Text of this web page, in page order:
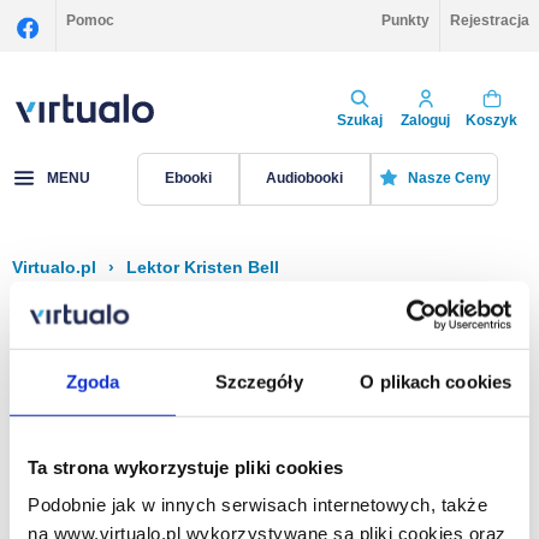
Zgoda Szczegóły O plikach cookies
Ta strona wykorzystuje pliki cookies
Podobnie jak w innych serwisach internetowych, także
na www.virtualo.pl wykorzystywane są pliki cookies oraz
Pomoc Punkty Rejestracja
Szukaj Zaloguj Koszyk
MENU Ebooki Audiobooki Nasze Ceny
Virtualo.pl › Lektor Kristen Bell
Filtruj Sortuj
Na stronie